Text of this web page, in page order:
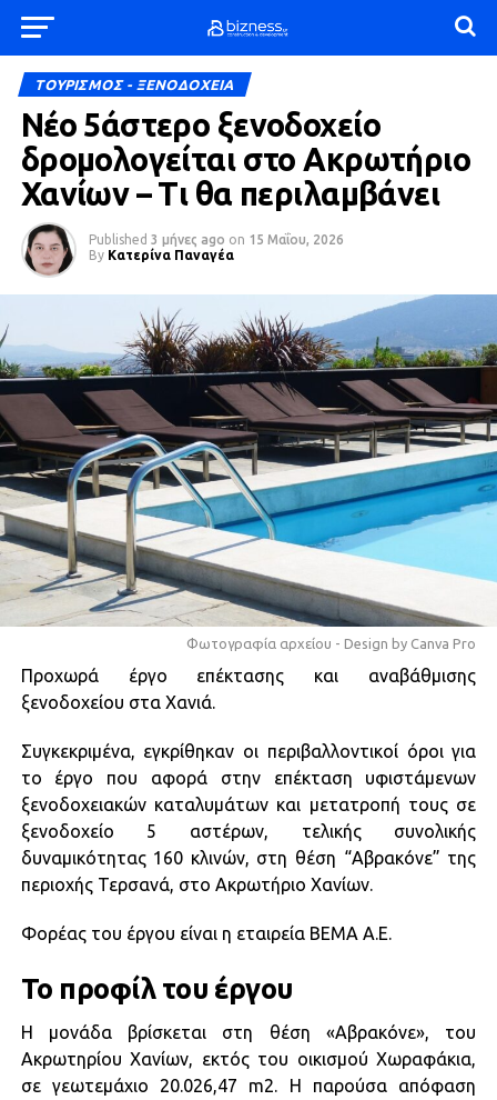
ΤΟΥΡΙΣΜΟΣ - ΞΕΝΟΔΟΧΕΙΑ
Νέο 5άστερο ξενοδοχείο
δρομολογείται στο Ακρωτήριο
Χανίων – Τι θα περιλαμβάνει
Published 3 μήνες ago on 15 Μαΐου, 2026
By Κατερίνα Παναγέα
Φωτογραφία αρχείου - Design by Canva Pro
Προχωρά έργο επέκτασης και αναβάθμισης
ξενοδοχείου στα Χανιά.
Συγκεκριμένα, εγκρίθηκαν οι περιβαλλοντικοί όροι για
το έργο που αφορά στην επέκταση υφιστάμενων
ξενοδοχειακών καταλυμάτων και μετατροπή τους σε
ξενοδοχείο 5 αστέρων, τελικής συνολικής
δυναμικότητας 160 κλινών, στη θέση “Αβρακόνε” της
περιοχής Τερσανά, στο Ακρωτήριο Χανίων.
Φορέας του έργου είναι η εταιρεία ΒΕΜΑ Α.Ε.
Το προφίλ του έργου
Η μονάδα βρίσκεται στη θέση «Αβρακόνε», του
Ακρωτηρίου Χανίων, εκτός του οικισμού Χωραφάκια,
σε γεωτεμάχιο 20.026,47 m2. Η παρούσα απόφαση